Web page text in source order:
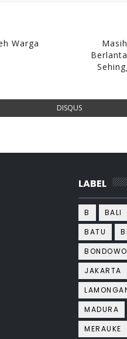
Warga
DISQUS
LABEL
B BALI
BATU
JAKARTA
MADURA
MERAUKE